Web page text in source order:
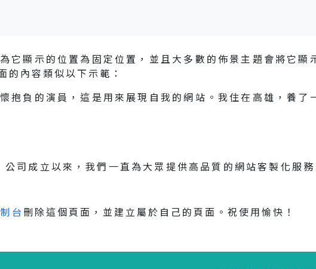
它顯示的位置為固定位置，並且大多數的佈景主題會將它顯
的內容類似以下示範：
抱負的演員，這是用來展現自我的網站。我住在高雄，養
成立以來，我們一直為大眾提供高品質的網站客製化服
台 刪除這個頁面，並建立屬於自己的頁面。祝使用愉快！